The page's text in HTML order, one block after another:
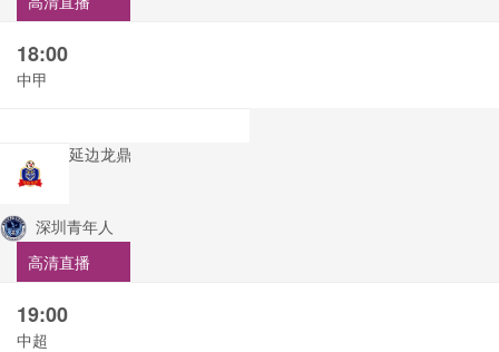
18:00
中甲
延边龙鼎
深圳青年人
高清直播
19:00
中超